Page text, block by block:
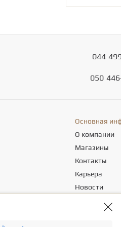
044
050
Основная
О компании
Магазины
Контакты
Карьера
Новости
Полезные
Отзывы